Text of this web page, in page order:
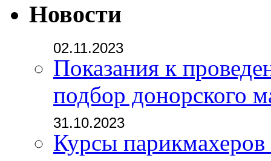
Новости
02.11.2023
Показания к
подбор донорского
31.10.2023
Курсы